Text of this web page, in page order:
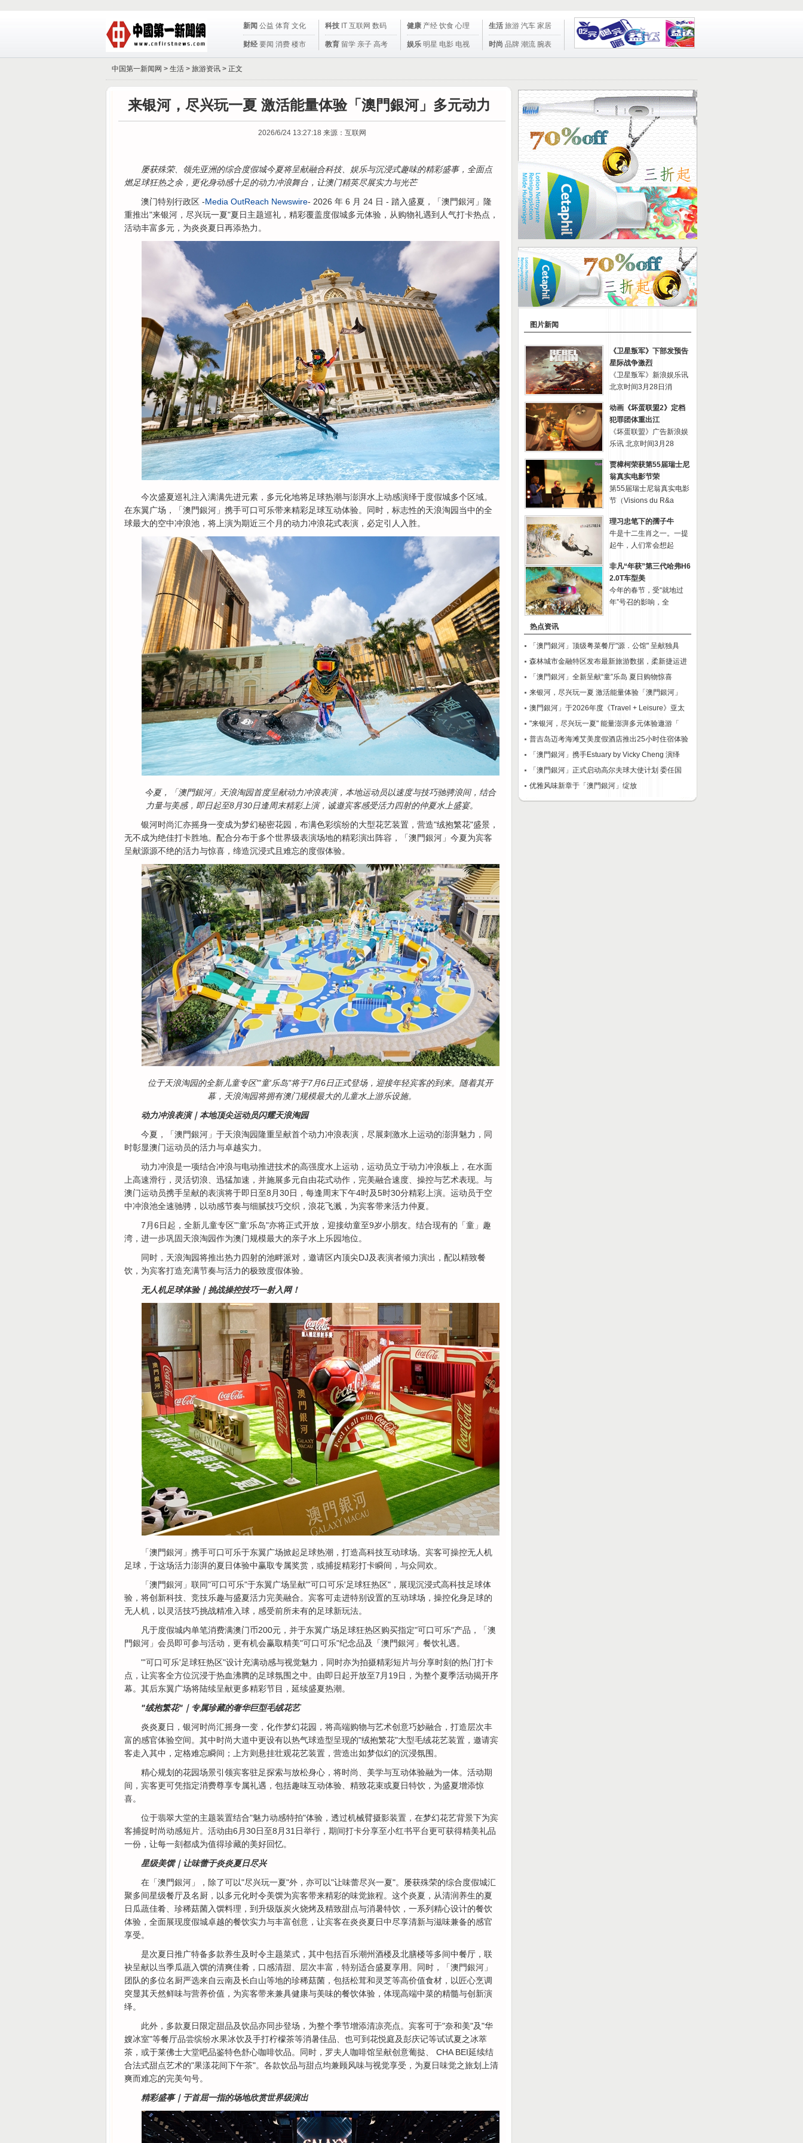
新闻 公益 体育 文化
财经 要闻 消费 楼市
科技 IT 互联网 数码
教育 留学 亲子 高考
健康 产经 饮食 心理
娱乐 明星 电影 电视
生活 旅游 汽车 家居
时尚 品牌 潮流 腕表
中国第一新闻网 > 生活 > 旅游资讯 > 正文
来银河，尽兴玩一夏 激活能量体验「澳門銀河」多元动力
2026/6/24 13:27:18 来源：互联网
屡获殊荣、领先亚洲的综合度假城今夏将呈献融合科技、娱乐与沉浸式趣味的精彩盛事，全面点
燃足球狂热之余，更化身动感十足的动力冲浪舞台，让澳门精英尽展实力与光芒
澳门特别行政区 -Media OutReach Newswire- 2026 年 6 月 24 日 - 踏入盛夏，「澳門銀河」隆
重推出"来银河，尽兴玩一夏"夏日主题巡礼，精彩覆盖度假城多元体验，从购物礼遇到人气打卡热点，
活动丰富多元，为炎炎夏日再添热力。
今次盛夏巡礼注入满满先进元素，多元化地将足球热潮与澎湃水上动感演绎于度假城多个区域。
在东翼广场，「澳門銀河」携手可口可乐带来精彩足球互动体验。同时，标志性的天浪淘园当中的全
球最大的空中冲浪池，将上演为期近三个月的动力冲浪花式表演，必定引人入胜。
今夏，「澳門銀河」天浪淘园首度呈献动力冲浪表演，本地运动员以速度与技巧驰骋浪间，结合
力量与美感，即日起至8月30日逢周末精彩上演，诚邀宾客感受活力四射的仲夏水上盛宴。
银河时尚汇亦摇身一变成为梦幻秘密花园，布满色彩缤纷的大型花艺装置，营造"绒抱繁花"盛景，
无不成为绝佳打卡胜地。配合分布于多个世界级表演场地的精彩演出阵容，「澳門銀河」今夏为宾客
呈献源源不绝的活力与惊喜，缔造沉浸式且难忘的度假体验。
位于天浪淘园的全新儿童专区"'童'乐岛"将于7月6日正式登场，迎接年轻宾客的到来。随着其开
幕，天浪淘园将拥有澳门规模最大的儿童水上游乐设施。
动力冲浪表演｜本地顶尖运动员闪耀天浪淘园
今夏，「澳門銀河」于天浪淘园隆重呈献首个动力冲浪表演，尽展刺激水上运动的澎湃魅力，同
时彰显澳门运动员的活力与卓越实力。
动力冲浪是一项结合冲浪与电动推进技术的高强度水上运动，运动员立于动力冲浪板上，在水面
上高速滑行，灵活切浪、迅猛加速，并施展多元自由花式动作，完美融合速度、操控与艺术表现。与
澳门运动员携手呈献的表演将于即日至8月30日，每逢周末下午4时及5时30分精彩上演。运动员于空
中冲浪池全速驰骋，以动感节奏与细腻技巧交织，浪花飞溅，为宾客带来活力仲夏。
7月6日起，全新儿童专区"'童'乐岛"亦将正式开放，迎接幼童至9岁小朋友。结合现有的「童」趣
湾，进一步巩固天浪淘园作为澳门规模最大的亲子水上乐园地位。
同时，天浪淘园将推出热力四射的池畔派对，邀请区内顶尖DJ及表演者倾力演出，配以精致餐
饮，为宾客打造充满节奏与活力的极致度假体验。
无人机足球体验｜挑战操控技巧一射入网！
「澳門銀河」携手可口可乐于东翼广场掀起足球热潮，打造高科技互动球场。宾客可操控无人机
足球，于这场活力澎湃的夏日体验中赢取专属奖赏，或捕捉精彩打卡瞬间，与众同欢。
「澳門銀河」联同"可口可乐"于东翼广场呈献"'可口可乐'足球狂热区"，展现沉浸式高科技足球体
验，将创新科技、竞技乐趣与盛夏活力完美融合。宾客可走进特别设置的互动球场，操控化身足球的
无人机，以灵活技巧挑战精准入球，感受前所未有的足球新玩法。
凡于度假城内单笔消费满澳门币200元，并于东翼广场足球狂热区购买指定"可口可乐"产品，「澳
門銀河」会员即可参与活动，更有机会赢取精美"可口可乐"纪念品及「澳門銀河」餐饮礼遇。
"'可口可乐'足球狂热区"设计充满动感与视觉魅力，同时亦为拍摄精彩短片与分享时刻的热门打卡
点，让宾客全方位沉浸于热血沸腾的足球氛围之中。由即日起开放至7月19日，为整个夏季活动揭开序
幕。其后东翼广场将陆续呈献更多精彩节目，延续盛夏热潮。
"绒抱繁花"｜专属珍藏的奢华巨型毛绒花艺
炎炎夏日，银河时尚汇摇身一变，化作梦幻花园，将高端购物与艺术创意巧妙融合，打造层次丰
富的感官体验空间。其中时尚大道中更设有以热气球造型呈现的"绒抱繁花"大型毛绒花艺装置，邀请宾
客走入其中，定格难忘瞬间；上方则悬挂壮观花艺装置，营造出如梦似幻的沉浸氛围。
精心规划的花园场景引领宾客驻足探索与放松身心，将时尚、美学与互动体验融为一体。活动期
间，宾客更可凭指定消费尊享专属礼遇，包括趣味互动体验、精致花束或夏日特饮，为盛夏增添惊
喜。
位于翡翠大堂的主题装置结合"魅力动感特拍"体验，透过机械臂摄影装置，在梦幻花艺背景下为宾
客捕捉时尚动感短片。活动由6月30日至8月31日举行，期间打卡分享至小红书平台更可获得精美礼品
一份，让每一刻都成为值得珍藏的美好回忆。
星级美馔｜让味蕾于炎炎夏日尽兴
在「澳門銀河」，除了可以"尽兴玩一夏"外，亦可以"让味蕾尽兴一夏"。屡获殊荣的综合度假城汇
聚多间星级餐厅及名厨，以多元化时令美馔为宾客带来精彩的味觉旅程。这个炎夏，从清润养生的夏
日瓜蔬佳肴、珍稀菇菌入馔料理，到升级版炭火烧烤及精致甜点与消暑特饮，一系列精心设计的餐饮
体验，全面展现度假城卓越的餐饮实力与丰富创意，让宾客在炎炎夏日中尽享清新与滋味兼备的感官
享受。
是次夏日推广特备多款养生及时令主题菜式，其中包括百乐潮州酒楼及北膳楼等多间中餐厅，联
袂呈献以当季瓜蔬入馔的清爽佳肴，口感清甜、层次丰富，特别适合盛夏享用。同时，「澳門銀河」
团队的多位名厨严选来自云南及长白山等地的珍稀菇菌，包括松茸和灵芝等高价值食材，以匠心烹调
突显其天然鲜味与营养价值，为宾客带来兼具健康与美味的餐饮体验，体现高端中菜的精髓与创新演
绎。
此外，多款夏日限定甜品及饮品亦同步登场，为整个季节增添清凉亮点。宾客可于"奈和美"及"华
嫂冰室"等餐厅品尝缤纷水果冰饮及手打柠檬茶等消暑佳品、也可到花悦庭及彭庆记等试试夏之冰萃
茶，或于莱佛士大堂吧品鉴特色舒心咖啡饮品。同时，罗夫人咖啡馆呈献创意葡挞、 CHA BEI延续结
合法式甜点艺术的"果漾花间下午茶"。各款饮品与甜点均兼顾风味与视觉享受，为夏日味觉之旅划上清
爽而难忘的完美句号。
精彩盛事｜于首屈一指的场地欣赏世界级演出
图片新闻
《卫星叛军》下部发预告
星际战争激烈
《卫星叛军》新浪娱乐讯
北京时间3月28日消
动画《坏蛋联盟2》定档
犯罪团体重出江
《坏蛋联盟》广告新浪娱
乐讯 北京时间3月28
贾樟柯荣获第55届瑞士尼
翁真实电影节荣
第55届瑞士尼翁真实电影
节（Visions du R&a
理习忠笔下的孺子牛
牛是十二生肖之一。一提
起牛，人们常会想起
非凡“年获”第三代哈弗H6
2.0T车型美
今年的春节，受“就地过
年”号召的影响，全
热点资讯
「澳門銀河」顶级粤菜餐厅"源．公馆" 呈献独具
森林城市金融特区发布最新旅游数据，柔新捷运进
「澳門銀河」全新呈献“童”乐岛 夏日购物惊喜
来银河，尽兴玩一夏 激活能量体验「澳門銀河」
澳門銀河」于2026年度《Travel + Leisure》亚太
"来银河，尽兴玩一夏" 能量澎湃多元体验遨游「
普吉岛迈考海滩艾美度假酒店推出25小时住宿体验
「澳門銀河」携手Estuary by Vicky Cheng 演绎
「澳門銀河」正式启动高尔夫球大使计划 委任国
优雅风味新章于「澳門銀河」绽放